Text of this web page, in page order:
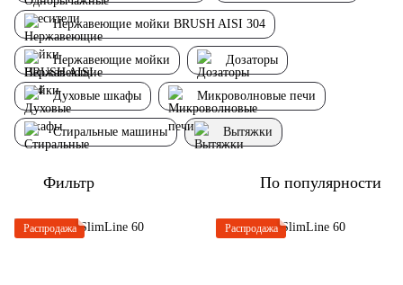
Нержавеющие мойки BRUSH AISI 304
Нержавеющие мойки Дозаторы
Духовые шкафы Микроволновые печи
Стиральные машины Вытяжки
Фильтр По популярности
Распродажа Распродажа